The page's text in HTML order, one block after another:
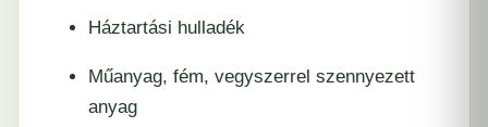
Háztartási hulladék
Műanyag, fém, vegyszerrel szennyezett
anyag